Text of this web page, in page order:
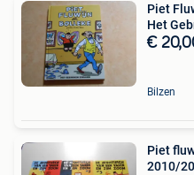
Piet
Het
€
Bilzen
Piet fluwijn
2010/